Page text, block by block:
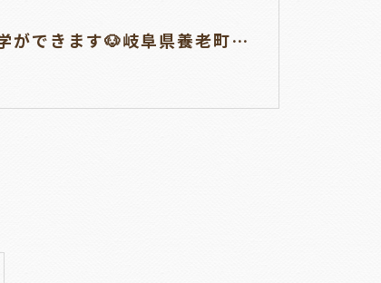
仔犬の見学ができます🐶岐阜県養老町のブリーダー「ワンダフルパピー」です。